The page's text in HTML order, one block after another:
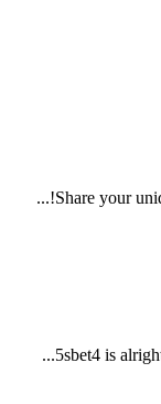
Share your
5sbet4 is